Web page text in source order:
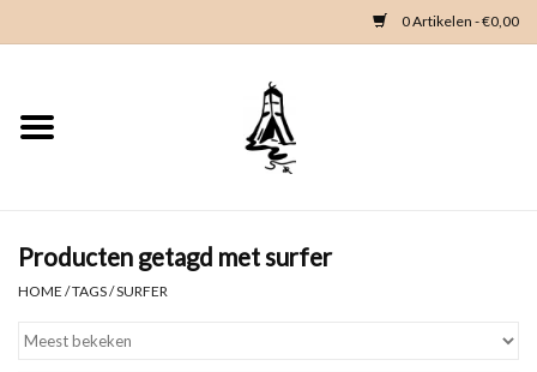
0 Artikelen - €0,00
Home
Kleding
Producten getagd met surfer
HOME /TAGS/SURFER